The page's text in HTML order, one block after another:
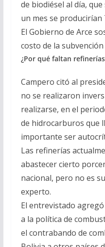
de biodiésel al día,
un mes se producirían
El Gobierno de Arce
costo de la
¿Por qué faltan
Campero citó al
no se realizaron
realizarse, en el
de hidrocarburos que
importante ser
Las refinerías
abastecer cierto
nacional, pero no es
experto.
El entrevistado
a la política de
el contrabando de